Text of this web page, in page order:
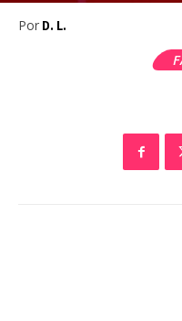
Por D. L.